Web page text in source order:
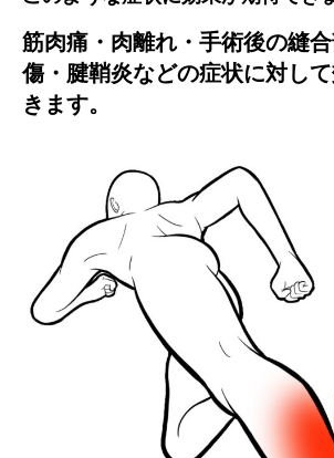
筋肉痛・肉離れ・手術後の縫
傷・腱鞘炎などの症状に対し
きます。